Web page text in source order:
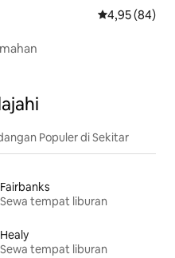
Nilai rata-rata
4,95 (84)
Populer di Sekitar
Fairbanks
Sewa tempat liburan
Healy
Sewa tempat liburan